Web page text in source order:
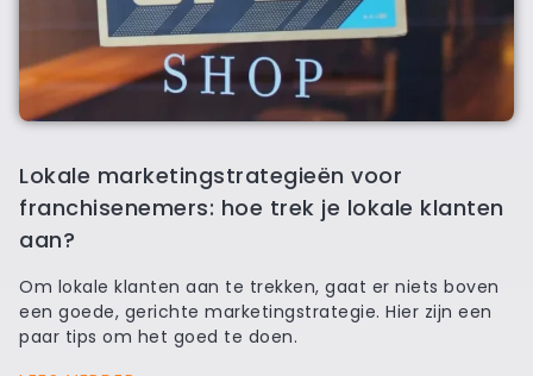
Lokale marketingstrategieën voor
franchisenemers: hoe trek je lokale klanten
aan?
Om lokale klanten aan te trekken, gaat er niets boven
een goede, gerichte marketingstrategie. Hier zijn een
paar tips om het goed te doen.